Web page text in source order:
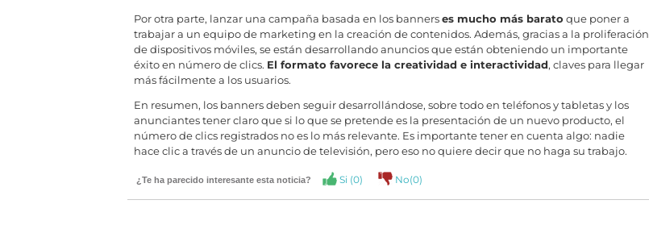
Por otra parte, lanzar una campaña basada en los banners es mucho más barato que poner a
trabajar a un equipo de marketing en la creación de contenidos. Además, gracias a la proliferación
de dispositivos móviles, se están desarrollando anuncios que están obteniendo un importante
éxito en número de clics. El formato favorece la creatividad e interactividad, claves para llegar
más fácilmente a los usuarios.
En resumen, los banners deben seguir desarrollándose, sobre todo en teléfonos y tabletas y los
anunciantes tener claro que si lo que se pretende es la presentación de un nuevo producto, el
número de clics registrados no es lo más relevante. Es importante tener en cuenta algo: nadie
hace clic a través de un anuncio de televisión, pero eso no quiere decir que no haga su trabajo.
¿Te ha parecido interesante esta noticia? Si (0) No(0)